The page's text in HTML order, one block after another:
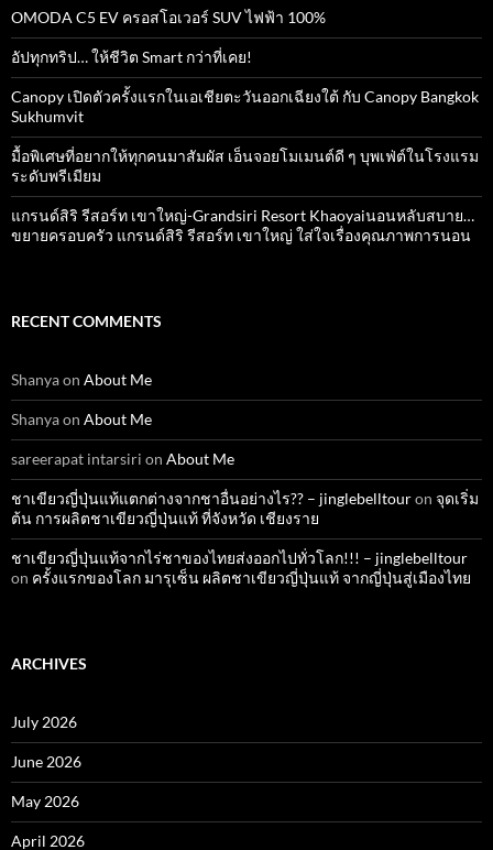
OMODA C5 EV ครอสโอเวอร์ SUV ไฟฟ้า 100%
อัปทุกทริป… ให้ชีวิต Smart กว่าที่เคย!
Canopy เปิดตัวครั้งแรกในเอเชียตะวันออกเฉียงใต้ กับ Canopy Bangkok
Sukhumvit
มื้อพิเศษที่อยากให้ทุกคนมาสัมผัส เอ็นจอยโมเมนต์ดี ๆ บุพเฟ่ต์ในโรงแรม
ระดับพรีเมียม
แกรนด์สิริ​ รีสอร์ท​ เขาใหญ่​-Grandsiri​ Resort​ Khaoyaiนอนหลับสบาย…
ขยายครอบครัว แกรนด์สิริ รีสอร์ท เขาใหญ่ ใส่ใจเรื่องคุณภาพการนอน
RECENT COMMENTS
Shanyaon About Me
Shanyaon About Me
sareerapat intarsiri on About Me
ชาเขียวญี่ปุ่นแท้แตกต่างจากชาอื่นอย่างไร?? – jinglebelltouron จุดเริ่ม
ต้น การผลิตชาเขียวญี่ปุ่นแท้ ที่จังหวัด เชียงราย
ชาเขียวญี่ปุ่นแท้จากไร่ชาของไทยส่งออกไปทั่วโลก!!! – jinglebelltour
on ครั้งแรกของโลก มารุเซ็น ผลิตชาเขียวญี่ปุ่นแท้ จากญี่ปุ่นสู่เมืองไทย
ARCHIVES
July 2026
June 2026
May 2026
April 2026